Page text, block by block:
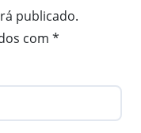
publicado.
com *